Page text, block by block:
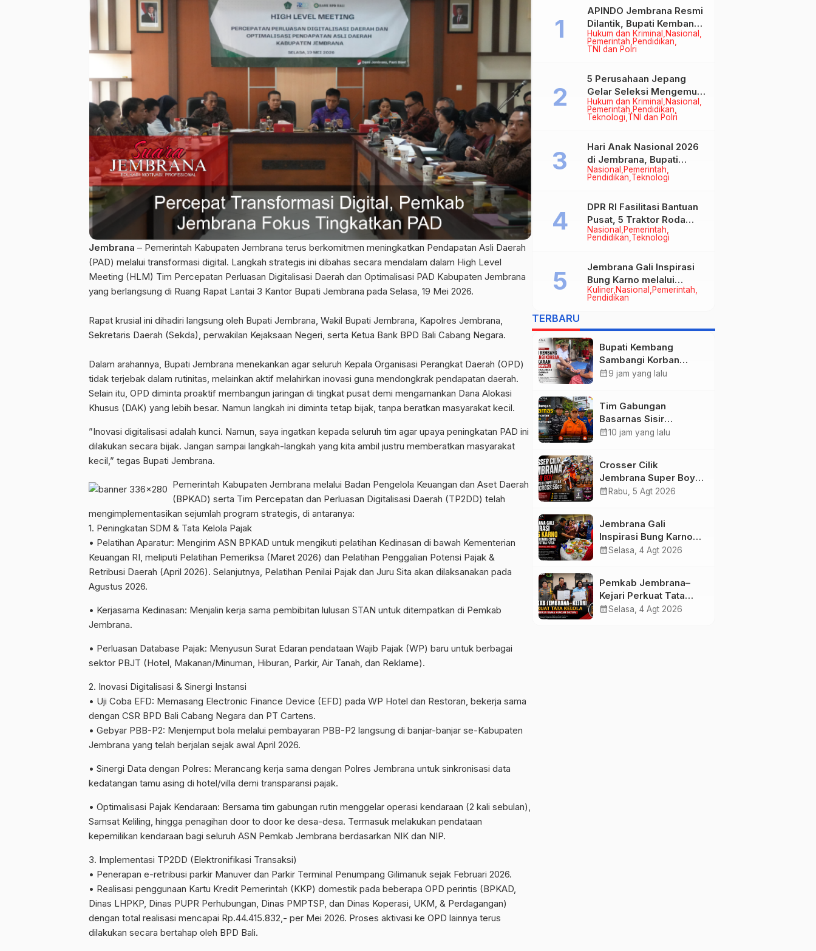
Jembrana – Pemerintah Kabupaten Jembrana terus berkomitmen meningkatkan Pendapatan Asli Daerah
(PAD) melalui transformasi digital. Langkah strategis ini dibahas secara mendalam dalam High Level
Meeting (HLM) Tim Percepatan Perluasan Digitalisasi Daerah dan Optimalisasi PAD Kabupaten Jembrana
yang berlangsung di Ruang Rapat Lantai 3 Kantor Bupati Jembrana pada Selasa, 19 Mei 2026.
Rapat krusial ini dihadiri langsung oleh Bupati Jembrana, Wakil Bupati Jembrana, Kapolres Jembrana,
Sekretaris Daerah (Sekda), perwakilan Kejaksaan Negeri, serta Ketua Bank BPD Bali Cabang Negara.
Dalam arahannya, Bupati Jembrana menekankan agar seluruh Kepala Organisasi Perangkat Daerah (OPD)
tidak terjebak dalam rutinitas, melainkan aktif melahirkan inovasi guna mendongkrak pendapatan daerah.
Selain itu, OPD diminta proaktif membangun jaringan di tingkat pusat demi mengamankan Dana Alokasi
Khusus (DAK) yang lebih besar. Namun langkah ini diminta tetap bijak, tanpa beratkan masyarakat kecil.
​”Inovasi digitalisasi adalah kunci. Namun, saya ingatkan kepada seluruh tim agar upaya peningkatan PAD ini
dilakukan secara bijak. Jangan sampai langkah-langkah yang kita ambil justru memberatkan masyarakat
kecil,” tegas Bupati Jembrana.
​Pemerintah Kabupaten Jembrana melalui Badan Pengelola Keuangan dan Aset Daerah
(BPKAD) serta Tim Percepatan dan Perluasan Digitalisasi Daerah (TP2DD) telah
mengimplementasikan sejumlah program strategis, di antaranya:
​1. Peningkatan SDM & Tata Kelola Pajak
• ​Pelatihan Aparatur: Mengirim ASN BPKAD untuk mengikuti pelatihan Kedinasan di bawah Kementerian
Keuangan RI, meliputi Pelatihan Pemeriksa (Maret 2026) dan Pelatihan Penggalian Potensi Pajak &
Retribusi Daerah (April 2026). Selanjutnya, Pelatihan Penilai Pajak dan Juru Sita akan dilaksanakan pada
Agustus 2026.
• ​Kerjasama Kedinasan: Menjalin kerja sama pembibitan lulusan STAN untuk ditempatkan di Pemkab
Jembrana.
• ​Perluasan Database Pajak: Menyusun Surat Edaran pendataan Wajib Pajak (WP) baru untuk berbagai
sektor PBJT (Hotel, Makanan/Minuman, Hiburan, Parkir, Air Tanah, dan Reklame).
​2. Inovasi Digitalisasi & Sinergi Instansi
• ​Uji Coba EFD: Memasang Electronic Finance Device (EFD) pada WP Hotel dan Restoran, bekerja sama
dengan CSR BPD Bali Cabang Negara dan PT Cartens.
• ​Gebyar PBB-P2: Menjemput bola melalui pembayaran PBB-P2 langsung di banjar-banjar se-Kabupaten
Jembrana yang telah berjalan sejak awal April 2026.
• ​Sinergi Data dengan Polres: Merancang kerja sama dengan Polres Jembrana untuk sinkronisasi data
kedatangan tamu asing di hotel/villa demi transparansi pajak.
• ​Optimalisasi Pajak Kendaraan: Bersama tim gabungan rutin menggelar operasi kendaraan (2 kali sebulan),
Samsat Keliling, hingga penagihan door to door ke desa-desa. Termasuk melakukan pendataan
kepemilikan kendaraan bagi seluruh ASN Pemkab Jembrana berdasarkan NIK dan NIP.
​3. Implementasi TP2DD (Elektronifikasi Transaksi)
• ​Penerapan e-retribusi parkir Manuver dan Parkir Terminal Penumpang Gilimanuk sejak Februari 2026.
• ​Realisasi penggunaan Kartu Kredit Pemerintah (KKP) domestik pada beberapa OPD perintis (BPKAD,
Dinas LHPKP, Dinas PUPR Perhubungan, Dinas PMPTSP, dan Dinas Koperasi, UKM, & Perdagangan)
dengan total realisasi mencapai Rp.44.415.832,- per Mei 2026. Proses aktivasi ke OPD lainnya terus
dilakukan secara bertahap oleh BPD Bali.
Hukum dan Kriminal
Nasional
Pemerintah Pendidikan
TNI dan Polri
APINDO Jembrana Resmi
Dilantik, Bupati Kembang
Minta Pengusaha Jadi
Motor Penggerak
Hukum dan Kriminal
Nasional
Pemerintah Pendidikan
Teknologi TNI dan Polri
5 Perusahaan Jepang
Gelar Seleksi Mengemudi
di Jembrana, Buka
Peluang Kerja bagi Calon
Nasional
Pemerintah
Pendidikan Teknologi
Hari Anak Nasional 2026
di Jembrana, Bupati
Kembang Tegaskan
Pentingnya Karakter dan
Nasional
Pemerintah
Pendidikan Teknologi
DPR RI Fasilitasi Bantuan
Pusat, 5 Traktor Roda
Empat Resmi Perkuat
Mekanisasi Pertanian
Kuliner Nasional
Pemerintah
Pendidikan
Jembrana Gali Inspirasi
Bung Karno melalui
Lomba Cipta Menu
TERBARU
Bupati Kembang
Sambangi Korban
Kebakaran di
Ringankan Beban
Warga
calendar_month9 jam yang lalu
Tim Gabungan
Basarnas Sisir
Pencarian Nelayan
calendar_month10 jam yang lalu
Crosser Cilik
Jembrana Super Boy
Sapu Bersih Empat
calendar_month Rabu, 5 Agt 2026
Jembrana Gali
Inspirasi Bung Karno
melalui Lomba Cipta
calendar_monthSelasa, 4 Agt 2026
Pemkab Jembrana–
Kejari Perkuat Tata
Kelola Lewat Kerja
calendar_monthSelasa, 4 Agt 2026